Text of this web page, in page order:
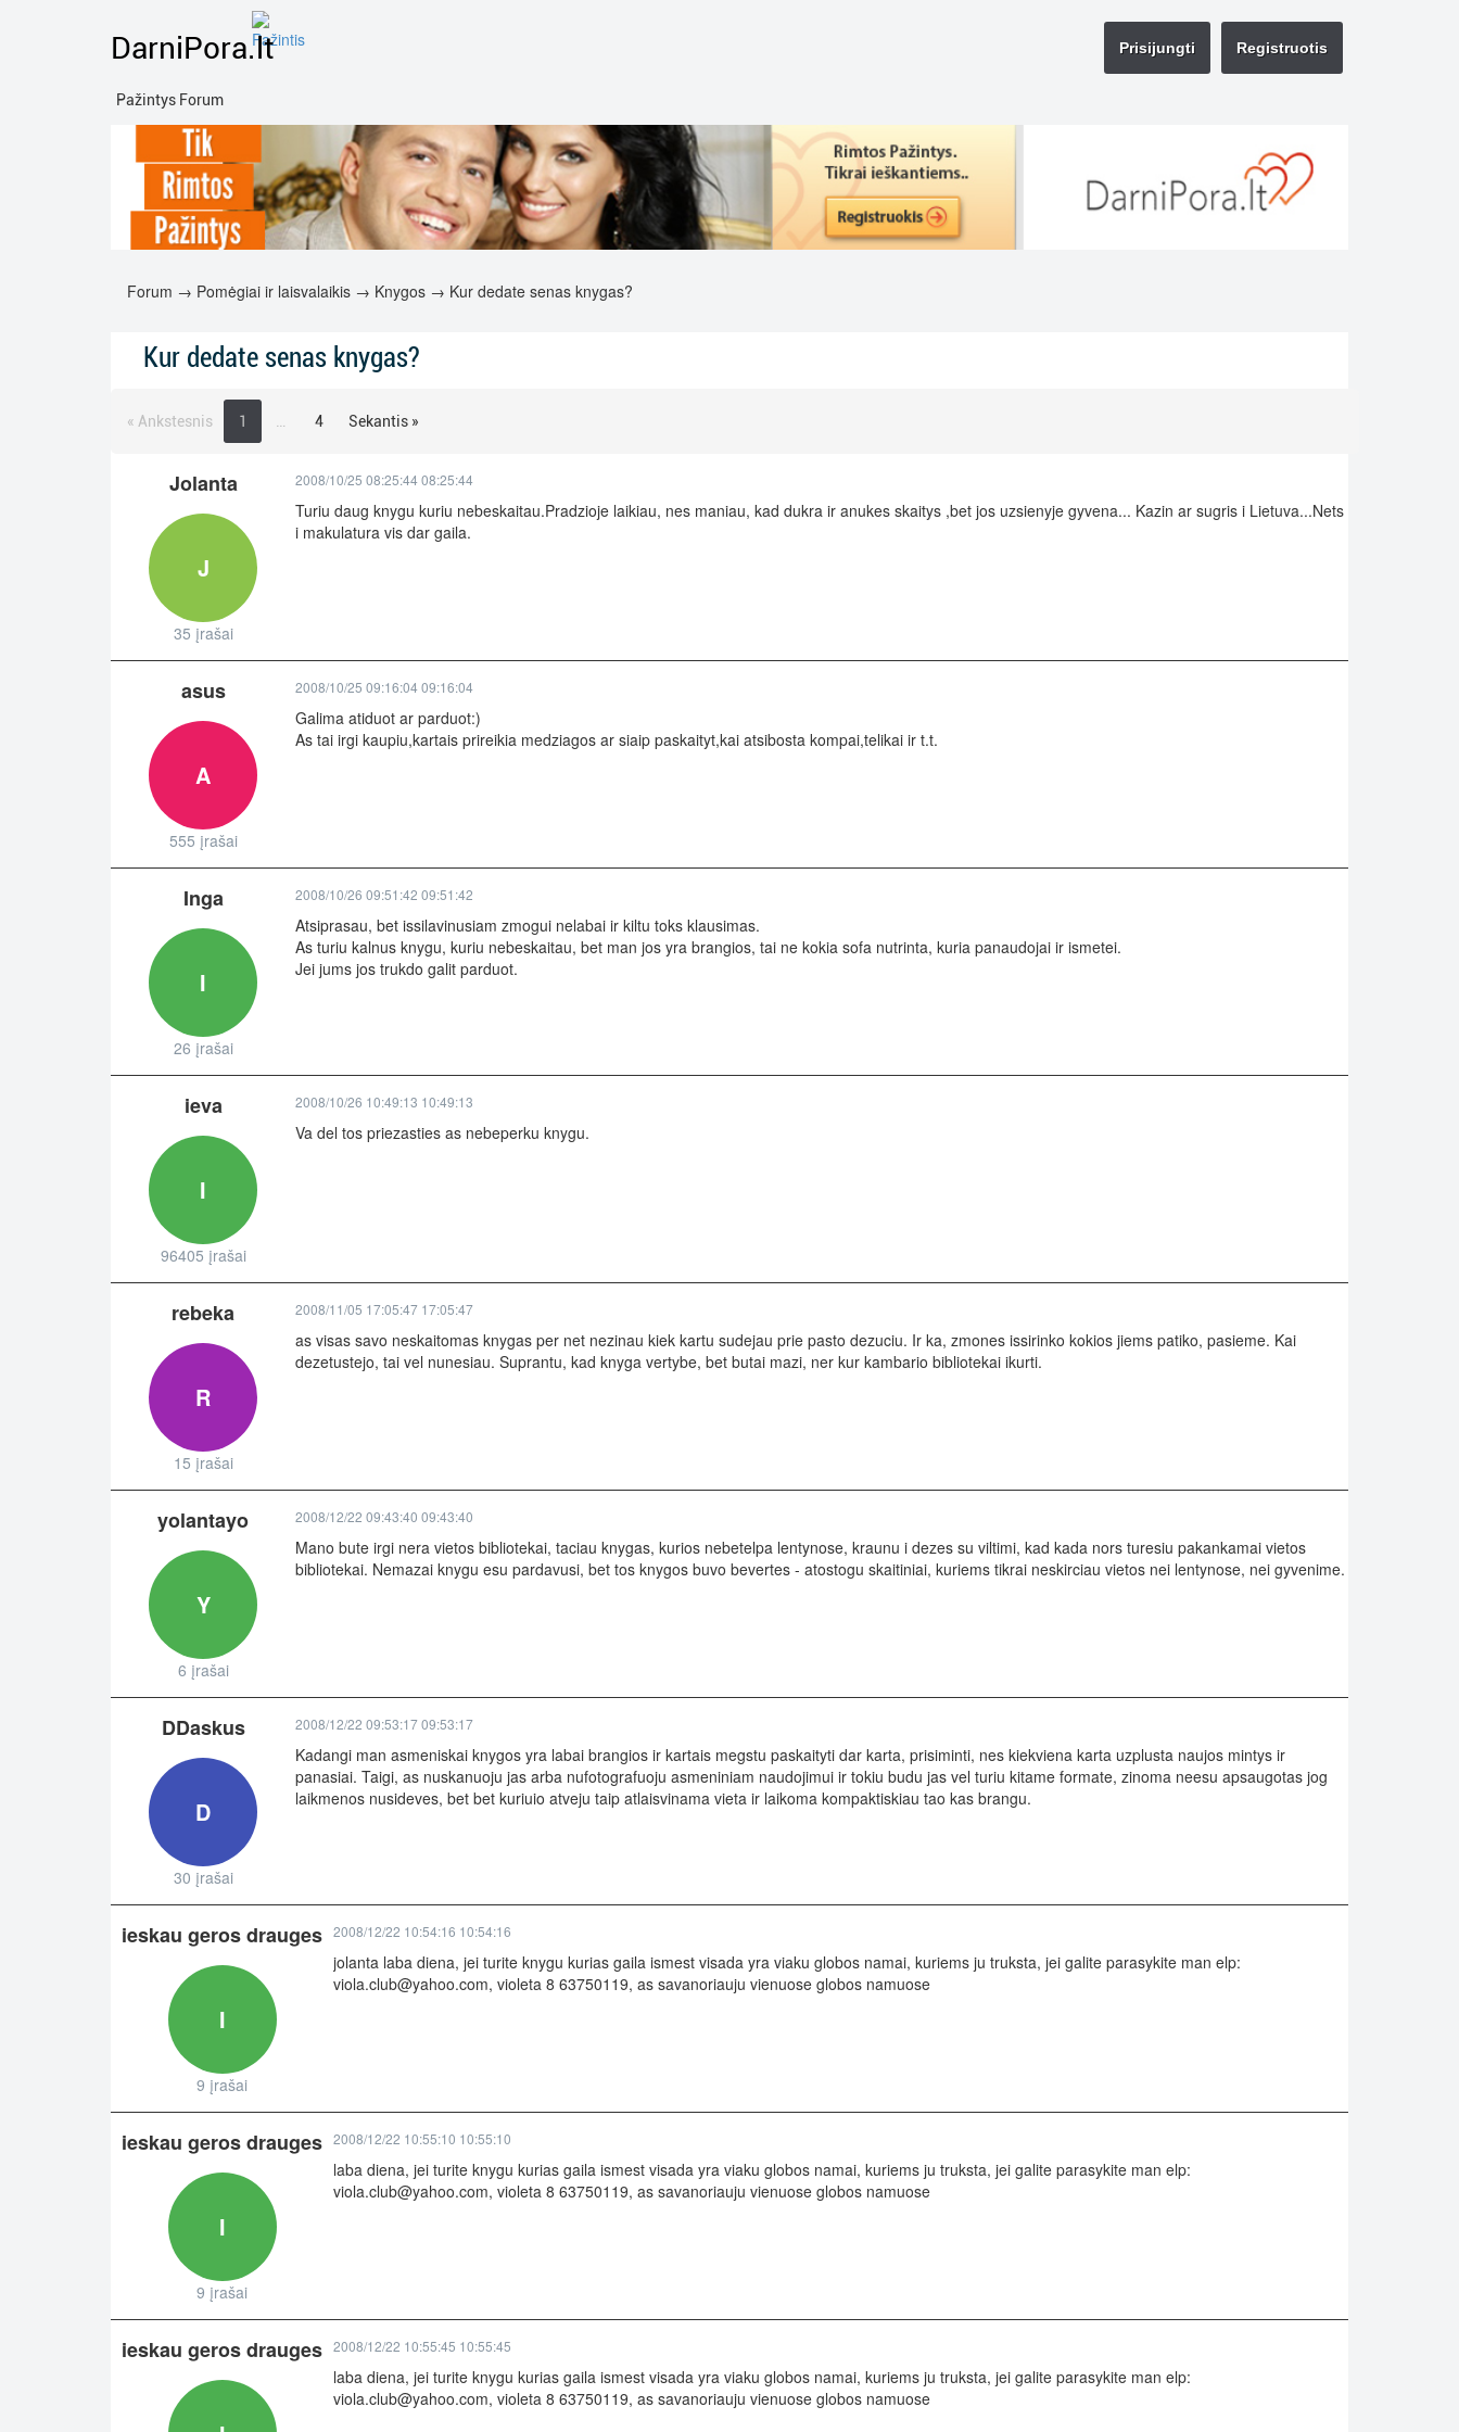
DarniPora.lt
Pažintys Forum
Registruotis
Prisijungti
Forum → Pomėgiai ir laisvalaikis → Knygos → Kur dedate senas knygas?
Kur dedate senas knygas?
« Ankstesnis 1 4 Sekantis »
Jolanta
J
35 įrašai
2008/10/25 08:25:44 08:25:44
Turiu daug knygu kuriu nebeskaitau.Pradzioje laikiau, nes maniau, kad dukra ir anukes skaitys ,bet jos uzsienyje gyvena... Kazin ar sugris i Lietuva...Nets
i makulatura vis dar gaila.
asus
A
555 įrašai
2008/10/25 09:16:04 09:16:04
Galima atiduot ar parduot:)
As tai irgi kaupiu,kartais prireikia medziagos ar siaip paskaityt,kai atsibosta kompai,telikai ir t.t.
Inga
I
26 įrašai
2008/10/26 09:51:42 09:51:42
Atsiprasau, bet issilavinusiam zmogui nelabai ir kiltu toks klausimas.
As turiu kalnus knygu, kuriu nebeskaitau, bet man jos yra brangios, tai ne kokia sofa nutrinta, kuria panaudojai ir ismetei.
Jei jums jos trukdo galit parduot.
ieva
I
96405 įrašai
2008/10/26 10:49:13 10:49:13
Va del tos priezasties as nebeperku knygu.
rebeka
R
15 įrašai
2008/11/05 17:05:47 17:05:47
as visas savo neskaitomas knygas per net nezinau kiek kartu sudejau prie pasto dezuciu. Ir ka, zmones issirinko kokios jiems patiko, pasieme. Kai
dezetustejo, tai vel nunesiau. Suprantu, kad knyga vertybe, bet butai mazi, ner kur kambario bibliotekai ikurti.
yolantayo
Y
6 įrašai
2008/12/22 09:43:40 09:43:40
Mano bute irgi nera vietos bibliotekai, taciau knygas, kurios nebetelpa lentynose, kraunu i dezes su viltimi, kad kada nors turesiu pakankamai vietos
bibliotekai. Nemazai knygu esu pardavusi, bet tos knygos buvo bevertes - atostogu skaitiniai, kuriems tikrai neskirciau vietos nei lentynose, nei gyvenime.
DDaskus
D
30 įrašai
2008/12/22 09:53:17 09:53:17
Kadangi man asmeniskai knygos yra labai brangios ir kartais megstu paskaityti dar karta, prisiminti, nes kiekviena karta uzplusta naujos mintys ir
panasiai. Taigi, as nuskanuoju jas arba nufotografuoju asmeniniam naudojimui ir tokiu budu jas vel turiu kitame formate, zinoma neesu apsaugotas jog
laikmenos nusideves, bet bet kuriuio atveju taip atlaisvinama vieta ir laikoma kompaktiskiau tao kas brangu.
ieskau geros drauges
I
9 įrašai
2008/12/22 10:54:16 10:54:16
jolanta laba diena, jei turite knygu kurias gaila ismest visada yra viaku globos namai, kuriems ju truksta, jei galite parasykite man elp:
viola.club@yahoo.com, violeta 8 63750119, as savanoriauju vienuose globos namuose
ieskau geros drauges
I
9 įrašai
2008/12/22 10:55:10 10:55:10
laba diena, jei turite knygu kurias gaila ismest visada yra viaku globos namai, kuriems ju truksta, jei galite parasykite man elp:
viola.club@yahoo.com, violeta 8 63750119, as savanoriauju vienuose globos namuose
ieskau geros drauges 2008/12/22 10:55:45 10:55:45
laba diena, jei turite knygu kurias gaila ismest visada yra viaku globos namai, kuriems ju truksta, jei galite parasykite man elp:
viola.club@yahoo.com, violeta 8 63750119, as savanoriauju vienuose globos namuose